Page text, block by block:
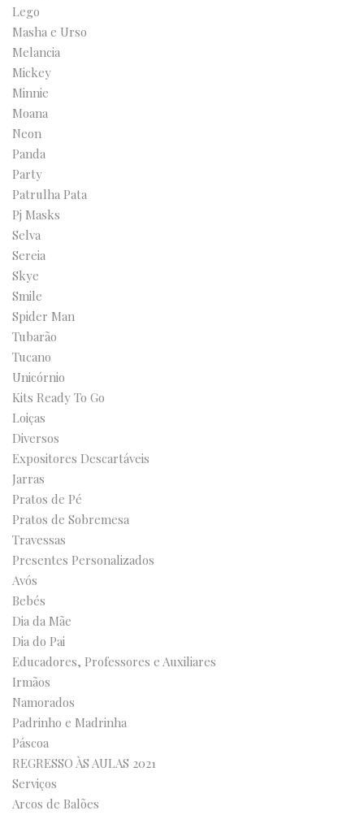
Lego
Masha e Urso
Melancia
Mickey
Minnie
Moana
Neon
Panda
Party
Patrulha Pata
Pj Masks
Selva
Sereia
Skye
Smile
Spider Man
Tubarão
Tucano
Unicórnio
Kits Ready To Go
Loiças
Diversos
Expositores Descartáveis
Jarras
Pratos de Pé
Pratos de Sobremesa
Travessas
Presentes Personalizados
Avós
Bebés
Dia da Mãe
Dia do Pai
Educadores, Professores e Auxiliares
Irmãos
Namorados
Padrinho e Madrinha
Páscoa
REGRESSO ÀS AULAS 2021
Serviços
Arcos de Balões